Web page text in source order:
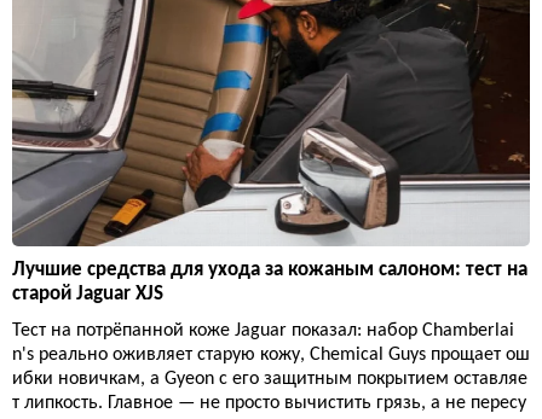
Лучшие средства для ухода за кожаным салоном: тест на
старой Jaguar XJS
Тест на потрёпанной коже Jaguar показал: набор Chamberlai
n's реально оживляет старую кожу, Chemical Guys прощает ош
ибки новичкам, а Gyeon с его защитным покрытием оставляе
т липкость. Главное — не просто вычистить грязь, а не пересу